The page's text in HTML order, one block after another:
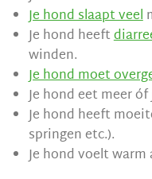
Je hond slaapt veel
Je hond heeft
winden.
Je hond moet
Je hond eet meer
Je hond heeft
springen etc.).
Je hond voelt warm